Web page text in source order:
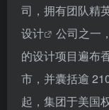
司，拥有团队精
设计
公司之一
的设计项目遍布
市，并囊括逾
起，集团于美国